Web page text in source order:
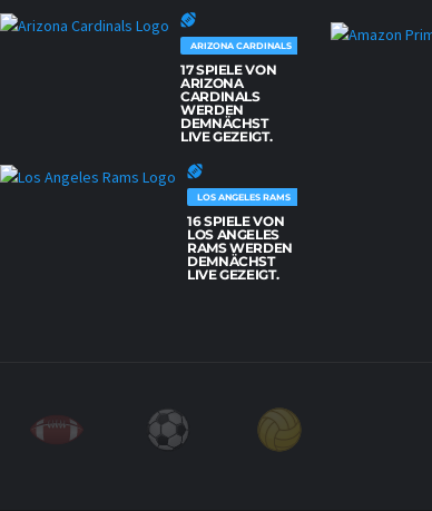
ARIZONA CARDINALS
17 SPIELE VON
ARIZONA
CARDINALS
WERDEN
DEMNÄCHST
LIVE GEZEIGT.
LOS ANGELES RAMS
16 SPIELE VON
LOS ANGELES
RAMS WERDEN
DEMNÄCHST
LIVE GEZEIGT.